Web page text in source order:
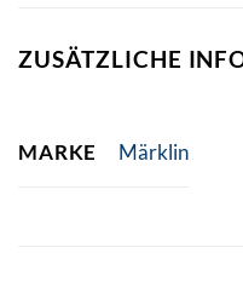
ZUSÄTZLICHE
MARKE Märklin